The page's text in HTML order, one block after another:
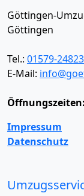
Göttingen-
Göttingen
Tel.: 01579-
E-Mail:
Öffnungszeiten:
Impressum
Datenschutz